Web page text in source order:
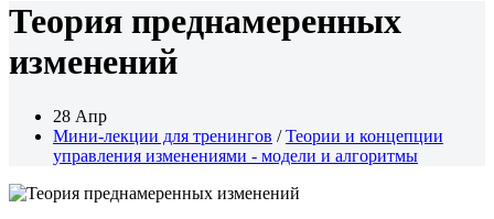
Теория преднамеренных
изменений
28 Апр
Мини-лекции для тренингов /Теории и концепции
управления изменениями - модели и алгоритмы